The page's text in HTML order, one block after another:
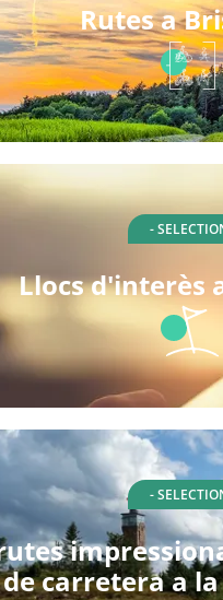
Rutes a
-
Llocs d'interès
-
de carretera a